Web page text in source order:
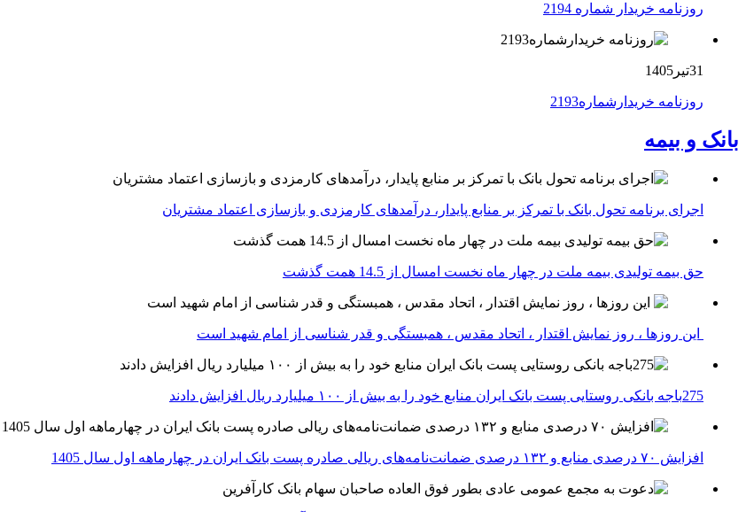
روزنامه خریدار شماره 2194
31تیر1405
روزنامه خریدارشماره2193
بانک و بیمه
اجرای برنامه تحول بانک با تمرکز بر منابع پایدار، درآمدهای کارمزدی و بازسازی اعتماد مشتریان
حق بیمه تولیدی بیمه ملت در چهار ماه نخست امسال از 14.5 همت گذشت
این روزها ، روز نمایش اقتدار ، اتحاد مقدس ، همبستگی و قدر شناسی از امام شهید است
275باجه بانکی روستایی پست بانک ایران منابع خود را به بیش از ۱۰۰ میلیارد ریال افزایش دادند
افزایش ۷۰ درصدی منابع و ۱۳۲ درصدی ضمانت‌نامه‌های ریالی صادره پست بانک ایران در چهارماهه اول سال 1405